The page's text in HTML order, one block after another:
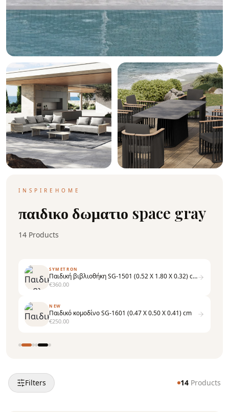
INSPIREHOME
παιδικο δωματιο space gray
14 Products
SYMETRON
Παιδική βιβλιοθήκη SG-1501 (0.52 X 1.80 X 0.32) cm
€360.00
NEW
Παιδικό κομοδίνο SG-1601 (0.47 X 0.50 X 0.41) cm
€250.00
Filters 14 Products